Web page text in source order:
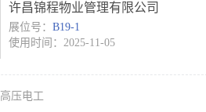
许昌锦程物业管理有限公司
展位号： B19-1
使用时间：2025-11-05
高压电工